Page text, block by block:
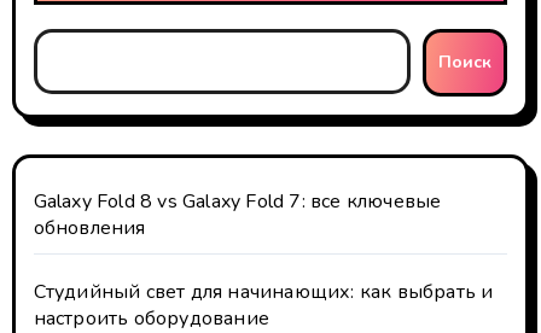
Поиск
Galaxy Fold 8 vs Galaxy Fold 7: все ключевые
обновления
Студийный свет для начинающих: как выбрать и
настроить оборудование